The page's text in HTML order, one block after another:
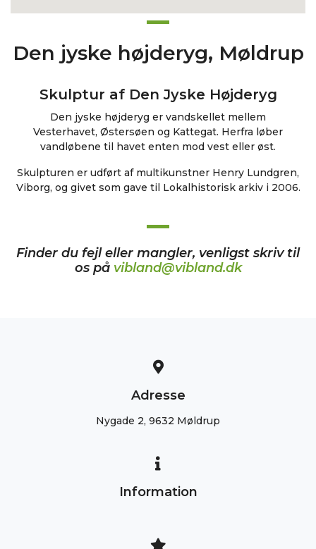
Den jyske højderyg, Møldrup
Skulptur af Den Jyske Højderyg
Den jyske højderyg er vandskellet mellem
Vesterhavet, Østersøen og Kattegat. Herfra løber
vandløbene til havet enten mod vest eller øst.
Skulpturen er udført af multikunstner Henry Lundgren,
Viborg, og givet som gave til Lokalhistorisk arkiv i 2006.
Finder du fejl eller mangler, venligst skriv til
os på vibland@vibland.dk
Adresse
Nygade 2, 9632 Møldrup
Information